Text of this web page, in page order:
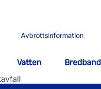
Avbrottsinformation
Vatten Bredband